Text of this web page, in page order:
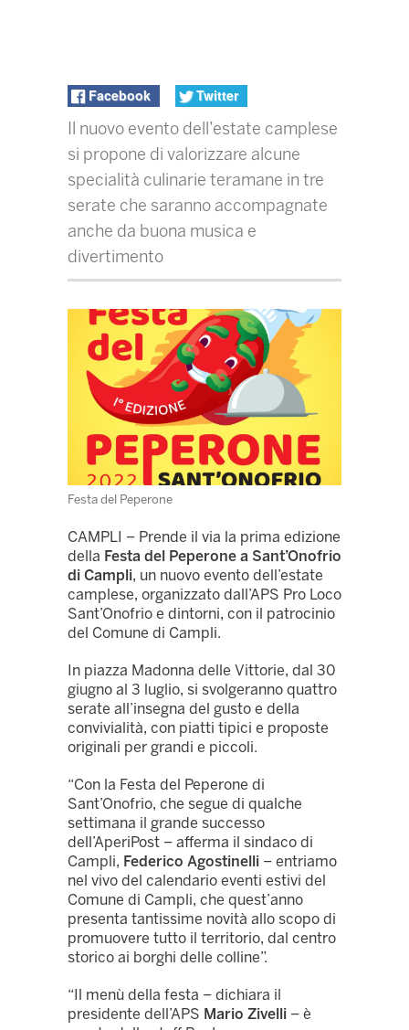
Facebook Twitter
Il nuovo evento dell’estate camplese
si propone di valorizzare alcune
specialità culinarie teramane in tre
serate che saranno accompagnate
anche da buona musica e
divertimento
Festa del Peperone
CAMPLI – Prende il via la prima edizione
della Festa del Peperone a Sant’Onofrio
di Campli, un nuovo evento dell’estate
camplese, organizzato dall’APS Pro Loco
Sant’Onofrio e dintorni, con il patrocinio
del Comune di Campli.
In piazza Madonna delle Vittorie, dal 30
giugno al 3 luglio, si svolgeranno quattro
serate all’insegna del gusto e della
convivialità, con piatti tipici e proposte
originali per grandi e piccoli.
“Con la Festa del Peperone di
Sant’Onofrio, che segue di qualche
settimana il grande successo
dell’AperiPost – afferma il sindaco di
Campli, Federico Agostinelli – entriamo
nel vivo del calendario eventi estivi del
Comune di Campli, che quest’anno
presenta tantissime novità allo scopo di
promuovere tutto il territorio, dal centro
storico ai borghi delle colline”.
“Il menù della festa – dichiara il
presidente dell’APS Mario Zivelli – è